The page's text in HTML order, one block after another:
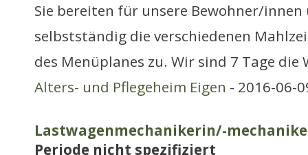
Sie bereiten für unsere Bewohner/
selbstständig die verschiedenen
des Menüplanes zu. Wir sind 7 Tage die
Alters- und Pflegeheim Eigen - 2016-06-
Lastwagenmechanikerin/-
Periode nicht spezifiziert